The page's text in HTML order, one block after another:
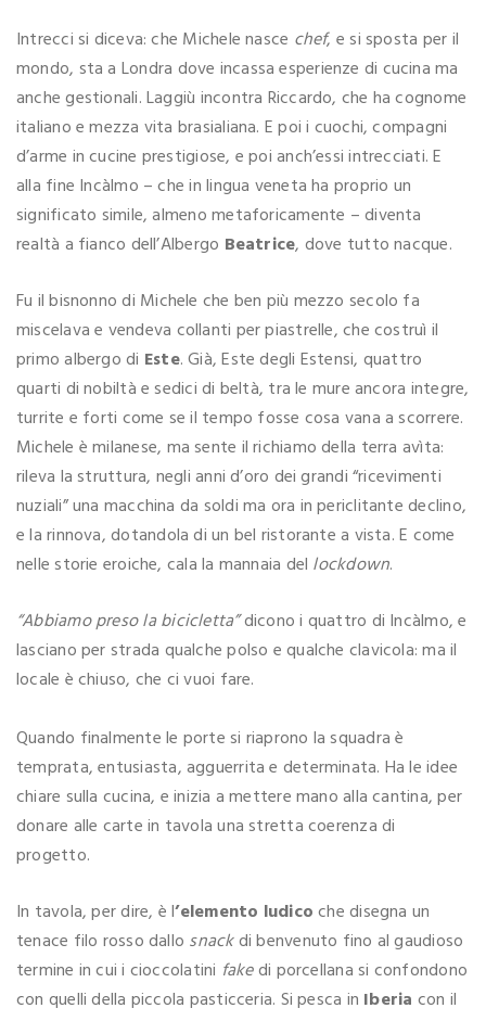
Intrecci si diceva: che Michele nasce chef, e si sposta per il
mondo, sta a Londra dove incassa esperienze di cucina ma
anche gestionali. Laggiù incontra Riccardo, che ha cognome
italiano e mezza vita brasialiana. E poi i cuochi, compagni
d’arme in cucine prestigiose, e poi anch’essi intrecciati. E
alla fine Incàlmo – che in lingua veneta ha proprio un
significato simile, almeno metaforicamente – diventa
realtà a fianco dell’Albergo Beatrice, dove tutto nacque.
Fu il bisnonno di Michele che ben più mezzo secolo fa
miscelava e vendeva collanti per piastrelle, che costruì il
primo albergo di Este. Già, Este degli Estensi, quattro
quarti di nobiltà e sedici di beltà, tra le mure ancora integre,
turrite e forti come se il tempo fosse cosa vana a scorrere.
Michele è milanese, ma sente il richiamo della terra avìta:
rileva la struttura, negli anni d’oro dei grandi “ricevimenti
nuziali” una macchina da soldi ma ora in periclitante declino,
e la rinnova, dotandola di un bel ristorante a vista. E come
nelle storie eroiche, cala la mannaia del lockdown.
“Abbiamo preso la bicicletta”dicono i quattro di Incàlmo, e
lasciano per strada qualche polso e qualche clavicola: ma il
locale è chiuso, che ci vuoi fare.
Quando finalmente le porte si riaprono la squadra è
temprata, entusiasta, agguerrita e determinata. Ha le idee
chiare sulla cucina, e inizia a mettere mano alla cantina, per
donare alle carte in tavola una stretta coerenza di
progetto.
In tavola, per dire, è l’elemento ludicoche disegna un
tenace filo rosso dallo snackdi benvenuto fino al gaudioso
termine in cui i cioccolatini fakedi porcellana si confondono
con quelli della piccola pasticceria. Si pesca in Iberia con il